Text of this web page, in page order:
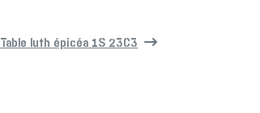
Table luth épicéa 1S 23C3